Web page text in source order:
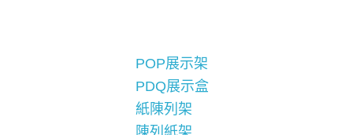
POP展示架
PDQ展示盒
紙陳列架
陳列紙架